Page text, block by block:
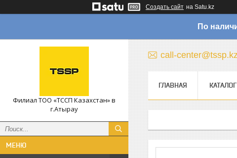
Создать сайт на Satu.kz
По
Филиал ТОО «ТССП Казахстан» в
г.Атырау
call-center@tssp.kz
ГЛАВНАЯ КАТАЛОГ